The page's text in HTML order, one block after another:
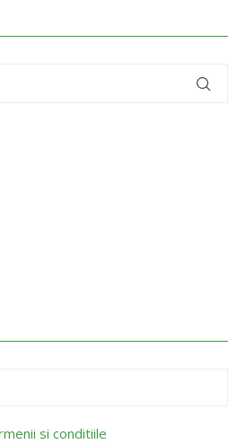
si conditiile